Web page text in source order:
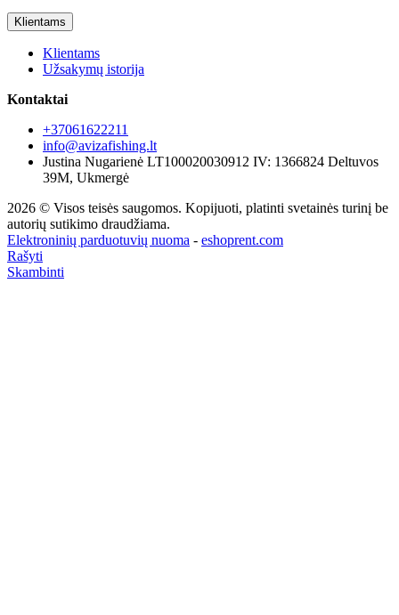
Klientams
Klientams
Užsakymų istorija
Kontaktai
+37061622211
info@avizafishing.lt
Justina Nugarienė LT100020030912 IV: 1366824 Deltuvos
39M, Ukmergė
2026 © Visos teisės saugomos. Kopijuoti, platinti svetainės turinį be
autorių sutikimo draudžiama.
Elektroninių parduotuvių nuoma - eshoprent.com
Rašyti
Skambinti